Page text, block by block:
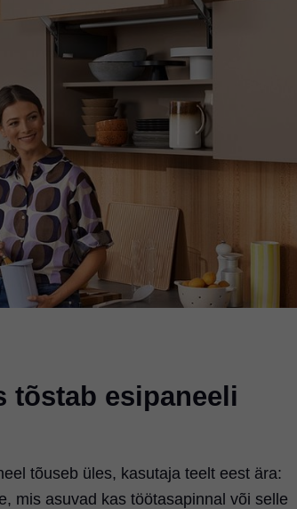
tõstab esipaneeli
tõuseb üles, kasutaja teelt eest ära:
mis asuvad kas töötasapinnal või selle